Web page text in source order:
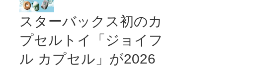
スターバックス初のカ
プセルトイ「ジョイフ
ル カプセル」が2026